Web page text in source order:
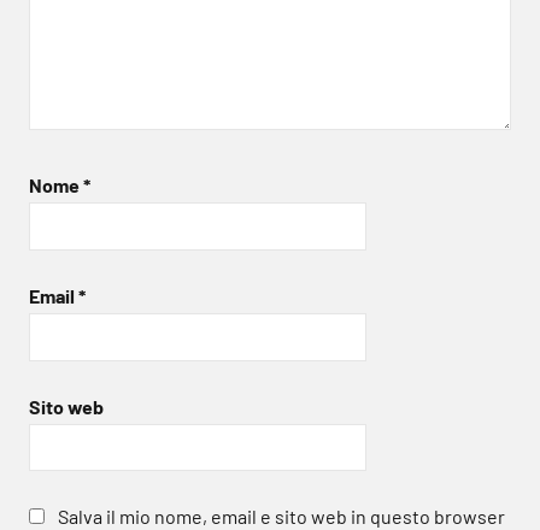
Nome*
Email *
Sito web
Salva il mio nome, email e sito web in questo browser